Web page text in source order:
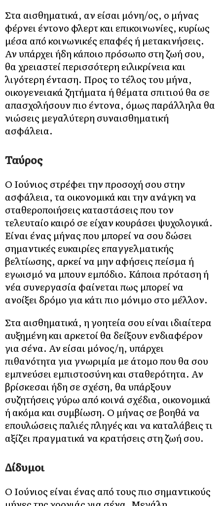
Στα αισθηματικά, αν είσαι μόνη/ος, ο μήνας
φέρνει έντονο φλερτ και επικοινωνίες, κυρίως
μέσα από κοινωνικές επαφές ή μετακινήσεις.
Αν υπάρχει ήδη κάποιο πρόσωπο στη ζωή σου,
θα χρειαστεί περισσότερη ειλικρίνεια και
λιγότερη ένταση. Προς το τέλος του μήνα,
οικογενειακά ζητήματα ή θέματα σπιτιού θα σε
απασχολήσουν πιο έντονα, όμως παράλληλα θα
νιώσεις μεγαλύτερη συναισθηματική
ασφάλεια.
Ταύρος
Ο Ιούνιος στρέφει την προσοχή σου στην
ασφάλεια, τα οικονομικά και την ανάγκη να
σταθεροποιήσεις καταστάσεις που τον
τελευταίο καιρό σε είχαν κουράσει ψυχολογικά.
Είναι ένας μήνας που μπορεί να σου δώσει
σημαντικές ευκαιρίες επαγγελματικής
βελτίωσης, αρκεί να μην αφήσεις πείσμα ή
εγωισμό να μπουν εμπόδιο. Κάποια πρόταση ή
νέα συνεργασία φαίνεται πως μπορεί να
ανοίξει δρόμο για κάτι πιο μόνιμο στο μέλλον.
Στα αισθηματικά, η γοητεία σου είναι ιδιαίτερα
αυξημένη και αρκετοί θα δείξουν ενδιαφέρον
για σένα. Αν είσαι μόνος/η, υπάρχει
πιθανότητα για γνωριμία με άτομο που θα σου
εμπνεύσει εμπιστοσύνη και σταθερότητα. Αν
βρίσκεσαι ήδη σε σχέση, θα υπάρξουν
συζητήσεις γύρω από κοινά σχέδια, οικονομικά
ή ακόμα και συμβίωση. Ο μήνας σε βοηθά να
επουλώσεις παλιές πληγές και να καταλάβεις τι
αξίζει πραγματικά να κρατήσεις στη ζωή σου.
Δίδυμοι
Ο Ιούνιος είναι ένας από τους πιο σημαντικούς